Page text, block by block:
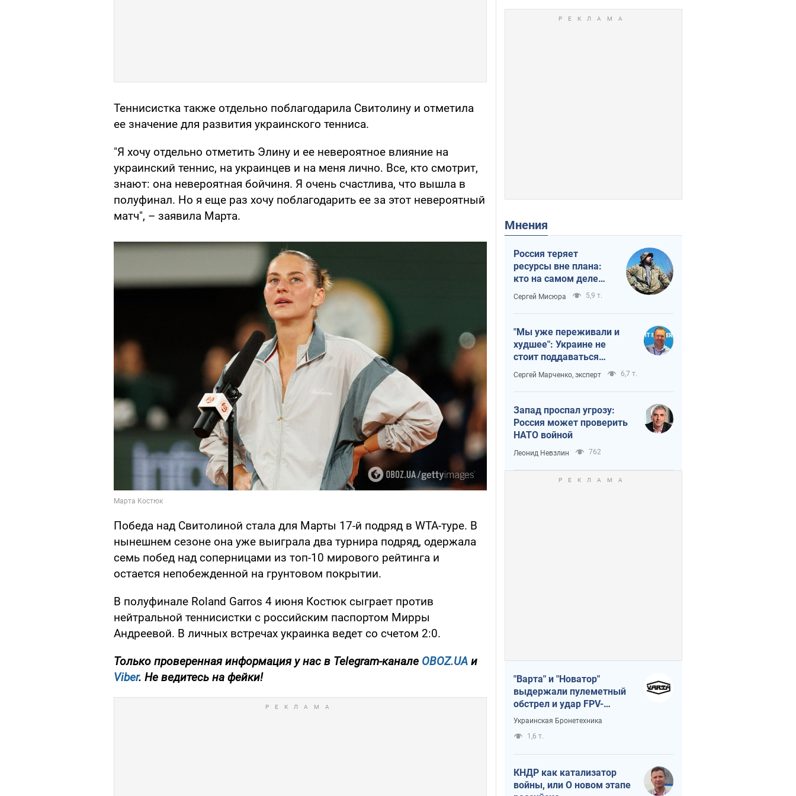
Теннисистка также отдельно поблагодарила Свитолину и отметила
ее значение для развития украинского тенниса.
"Я хочу отдельно отметить Элину и ее невероятное влияние на
украинский теннис, на украинцев и на меня лично. Все, кто смотрит,
знают: она невероятная бойчиня. Я очень счастлива, что вышла в
полуфинал. Но я еще раз хочу поблагодарить ее за этот невероятный
матч", – заявила Марта.
Победа над Свитолиной стала для Марты 17-й подряд в WTA-туре. В
нынешнем сезоне она уже выиграла два турнира подряд, одержала
семь побед над соперницами из топ-10 мирового рейтинга и
остается непобежденной на грунтовом покрытии.
В полуфинале Roland Garros 4 июня Костюк сыграет против
нейтральной теннисистки с российским паспортом Мирры
Андреевой. В личных встречах украинка ведет со счетом 2:0.
Только проверенная информация у нас в Telegram-канале OBOZ.UA и
Viber. Не ведитесь на фейки!
Мнения
Россия теряет
ресурсы вне плана:
кто на самом деле
диктует темп войны
Сергей Мисюра 5,9 т.
"Мы уже переживали и
худшее": Украине не
стоит поддаваться
отчаянию из-за
ракетного террора
Сергей Марченко, эксперт 6,7 т.
Запад проспал угрозу:
Россия может проверить
НАТО войной
Леонид Невзлин 762
"Варта" и "Новатор"
выдержали пулеметный
обстрел и удар FPV-
дрона, сохранив жизнь
Украинская Бронетехника
1,6 т.
КНДР как катализатор
войны, или О новом этапе